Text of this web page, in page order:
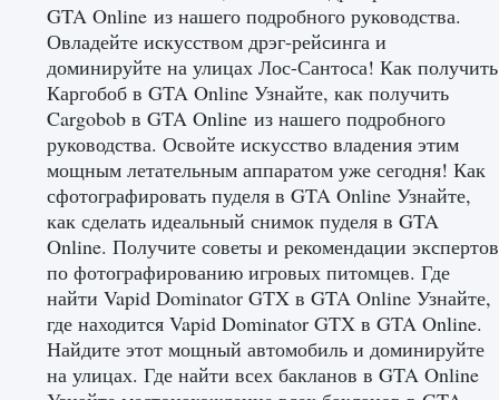
GTA Online из нашего подробного руководства.
Овладейте искусством дрэг-рейсинга и
доминируйте на улицах Лос-Сантоса! Как получить
Каргобоб в GTA Online Узнайте, как получить
Cargobob в GTA Online из нашего подробного
руководства. Освойте искусство владения этим
мощным летательным аппаратом уже сегодня! Как
сфотографировать пуделя в GTA Online Узнайте,
как сделать идеальный снимок пуделя в GTA
Online. Получите советы и рекомендации экспертов
по фотографированию игровых питомцев. Где
найти Vapid Dominator GTX в GTA Online Узнайте,
где находится Vapid Dominator GTX в GTA Online.
Найдите этот мощный автомобиль и доминируйте
на улицах. Где найти всех бакланов в GTA Online